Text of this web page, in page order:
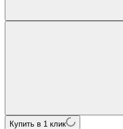
Купить в 1 клик